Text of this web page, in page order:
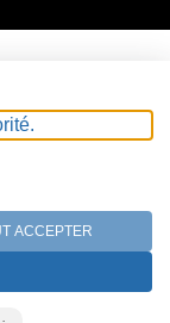
annonces
ACCEPTER